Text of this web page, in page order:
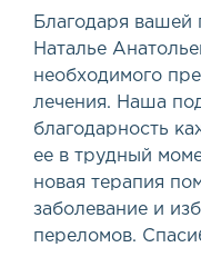
Благодаря
Наталье
необходимого
лечения. Наша
благодарность
ее в трудный
новая терапия
заболевание и
переломов.